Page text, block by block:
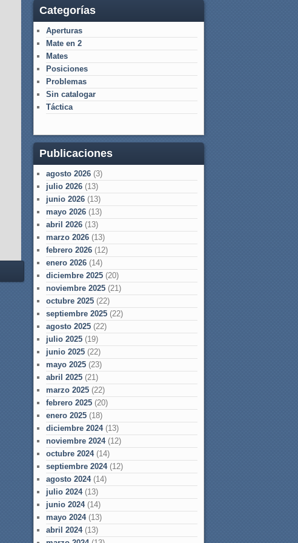
Categorías
Aperturas
Mate en 2
Mates
Posiciones
Problemas
Sin catalogar
Táctica
Publicaciones
agosto 2026 (3)
julio 2026 (13)
junio 2026 (13)
mayo 2026 (13)
abril 2026 (13)
marzo 2026 (13)
febrero 2026 (12)
enero 2026 (14)
diciembre 2025 (20)
noviembre 2025 (21)
octubre 2025 (22)
septiembre 2025 (22)
agosto 2025 (22)
julio 2025 (19)
junio 2025 (22)
mayo 2025 (23)
abril 2025 (21)
marzo 2025 (22)
febrero 2025 (20)
enero 2025 (18)
diciembre 2024(13)
noviembre 2024(12)
octubre 2024(14)
septiembre 2024(12)
agosto 2024(14)
julio 2024(13)
junio 2024(14)
mayo 2024(13)
abril 2024(13)